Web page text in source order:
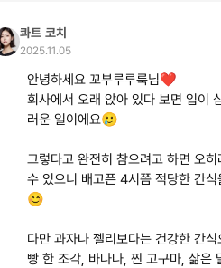
콰트 코치
2025.11.05
안녕하세요 꼬부루루룩님❤️
회사에서 오래 앉아 있다 보면 입이
러운 일이에요🥲
그렇다고 완전히 참으려고 하면 오
수 있으니 배고픈 4시쯤 적당한 간
😊
다만 과자나 젤리보다는 건강한 간
빵 한 조각, 바나나, 찐 고구마, 삶은